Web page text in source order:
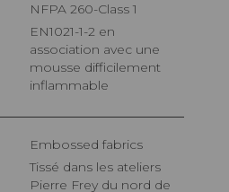
NFPA 260-Class 1
EN1021-1-2 en
association avec une
mousse difficilement
inflammable
Embossed fabrics
Tissé dans les ateliers
Pierre Frey du nord de